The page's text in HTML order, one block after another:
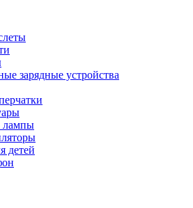
зарядные устройства
лампы
детей